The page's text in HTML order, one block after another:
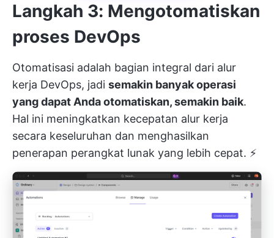
Langkah 3: Mengotomatiskan
proses DevOps
Otomatisasi adalah bagian integral dari alur
kerja DevOps, jadi semakin banyak operasi
yang dapat Anda otomatiskan, semakin baik.
Hal ini meningkatkan kecepatan alur kerja
secara keseluruhan dan menghasilkan
penerapan perangkat lunak yang lebih cepat. ⚡